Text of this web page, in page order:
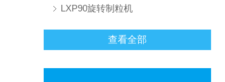
LXP90旋转制粒机
查看全部